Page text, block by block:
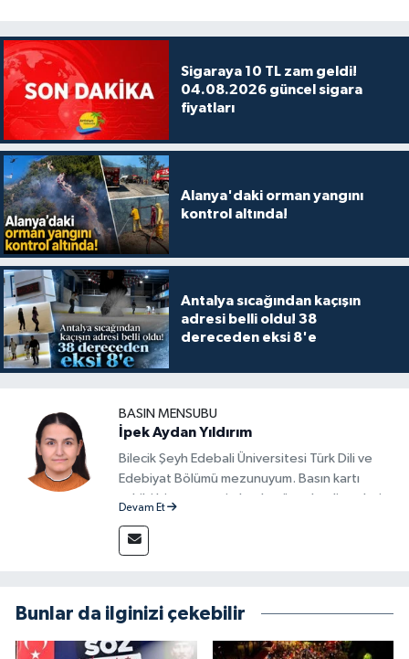
Sigaraya 10 TL zam geldi!
04.08.2026 güncel sigara
fiyatları
Alanya'daki orman yangını
kontrol altında!
Antalya sıcağından kaçışın
adresi belli oldu! 38
dereceden eksi 8'e
BASIN MENSUBU
İpek Aydan Yıldırım
Bilecik Şeyh Edebali Üniversitesi Türk Dili ve
Edebiyat Bölümü mezunuyum. Basın kartı
sahibi bir gazeteci olarak, güncel gelişmeleri
güvenilir ve tarafsız bilgilerle buluşturmayı
amaçlıyorum. Habercilik anlayışımda etik
alanlarda ürettiğim içeriklerle kamuoyuna
fayda sağla
Devam Et
Bunlar da ilginizi çekebilir